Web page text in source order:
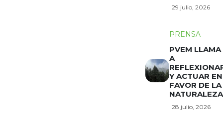
29 julio, 2026
PRENSA
PVEM LLAMA
A
Y ACTUAR EN
FAVOR DE LA
NATURALEZA
28 julio, 2026